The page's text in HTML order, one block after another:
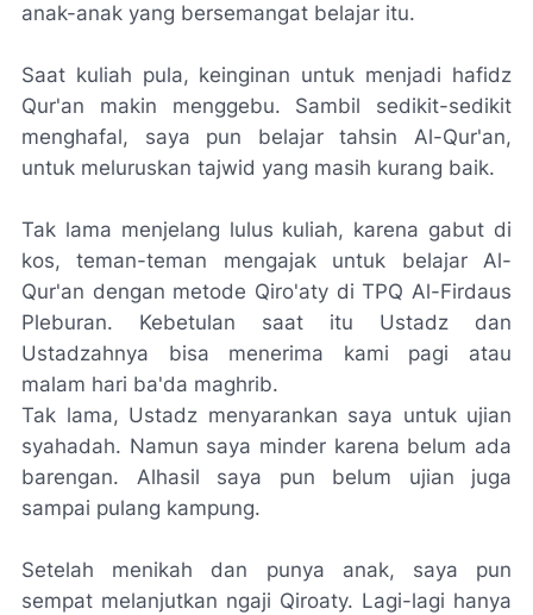
anak-anak yang bersemangat belajar itu.
Saat kuliah pula, keinginan untuk menjadi hafidz
Qur'an makin menggebu. Sambil sedikit-sedikit
menghafal, saya pun belajar tahsin Al-Qur'an,
untuk meluruskan tajwid yang masih kurang baik.
Tak lama menjelang lulus kuliah, karena gabut di
kos, teman-teman mengajak untuk belajar Al-
Qur'an dengan metode Qiro'aty di TPQ Al-Firdaus
Pleburan. Kebetulan saat itu Ustadz dan
Ustadzahnya bisa menerima kami pagi atau
malam hari ba'da maghrib.
Tak lama, Ustadz menyarankan saya untuk ujian
syahadah. Namun saya minder karena belum ada
barengan. Alhasil saya pun belum ujian juga
sampai pulang kampung.
Setelah menikah dan punya anak, saya pun
sempat melanjutkan ngaji Qiroaty. Lagi-lagi hanya